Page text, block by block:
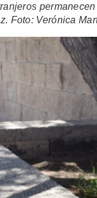
Foto: Verónica